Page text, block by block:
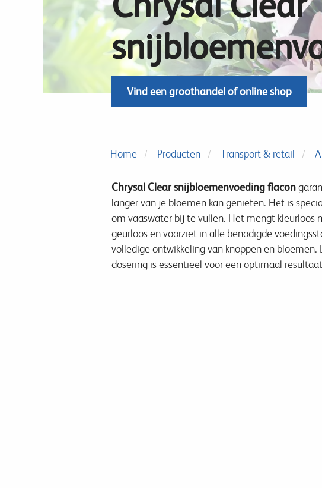
Vind een groothandel of online shop
Home Producten Transport & retail
Chrysal Clear snijbloemenvoeding flacon
langer van je bloemen kan genieten. Het is
om vaaswater bij te vullen. Het mengt kleurloos
geurloos en voorziet in alle benodigde
volledige ontwikkeling van knoppen en bloemen.
dosering is essentieel voor een optimaal